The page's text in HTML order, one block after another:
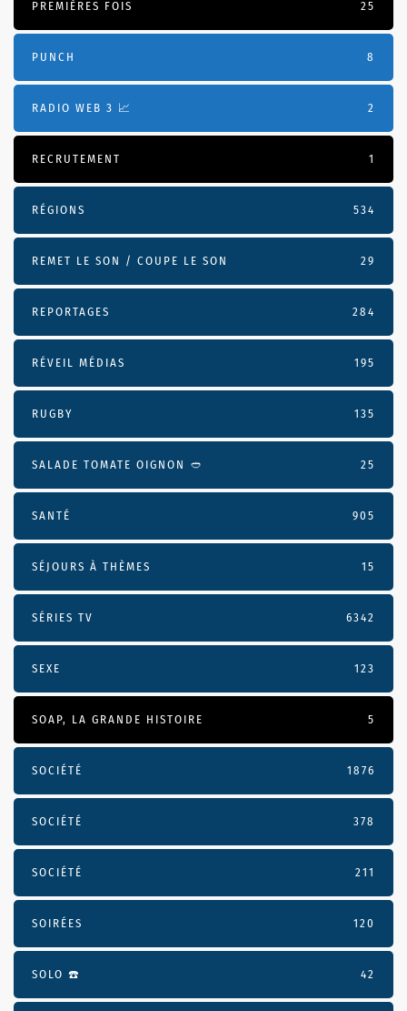
PREMIÈRES FOIS 25
PUNCH 8
RADIO WEB 3 📈 2
RECRUTEMENT 1
RÉGIONS 534
REMET LE SON / COUPE LE SON 29
REPORTAGES 284
RÉVEIL MÉDIAS 195
RUGBY 135
SALADE TOMATE OIGNON 🥙 25
SANTÉ 905
SÉJOURS À THÈMES 15
SÉRIES TV 6342
SEXE 123
SOAP, LA GRANDE HISTOIRE 5
SOCIÉTÉ 1876
SOCIÉTÉ 378
SOCIÉTÉ 211
SOIRÉES 120
SOLO ☎️ 42